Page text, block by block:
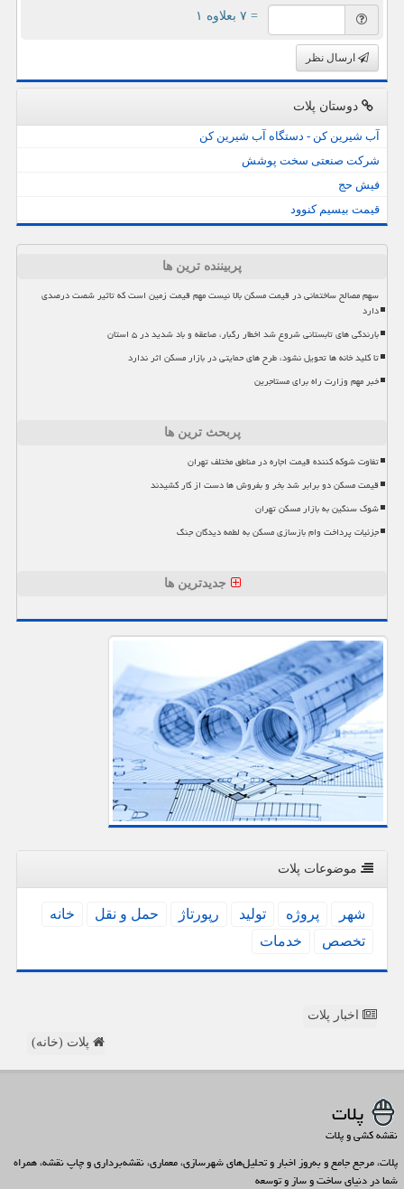
= ۷ بعلاوه ۱
ارسال نظر
دوستان پلات
آب شیرین کن - دستگاه آب شیرین کن
شرکت صنعتی سخت پوشش
فیش حج
قیمت بیسیم کنوود
پربیننده ترین ها
سهم مصالح ساختمانی در قیمت مسکن بالا نیست مهم قیمت زمین است که تاثیر شصت درصدی
دارد
بارندگی های تابستانی شروع شد اخطار رگبار، صاعقه و باد شدید در ۵ استان
تا کلید خانه ها تحویل نشود، طرح های حمایتی در بازار مسکن اثر ندارد
خبر مهم وزارت راه برای مستاجرین
پربحث ترین ها
تفاوت شوکه کننده قیمت اجاره در مناطق مختلف تهران
قیمت مسکن دو برابر شد بخر و بفروش ها دست از کار کشیدند
شوک سنگین به بازار مسکن تهران
جزئیات پرداخت وام بازسازی مسکن به لطمه دیدگان جنگ
جدیدترین ها
موضوعات پلات
شهر پروژه تولید رپورتاژ حمل و نقل
خانه
تخصص
خدمات
اخبار پلات
پلات (خانه)
پلات
نقشه کشی و پلات
پلات، مرجع جامع و به‌روز اخبار و تحلیل‌های شهرسازی، معماری، نقشه‌برداری و چاپ نقشه، همراه
شما در دنیای ساخت و ساز و توسعه